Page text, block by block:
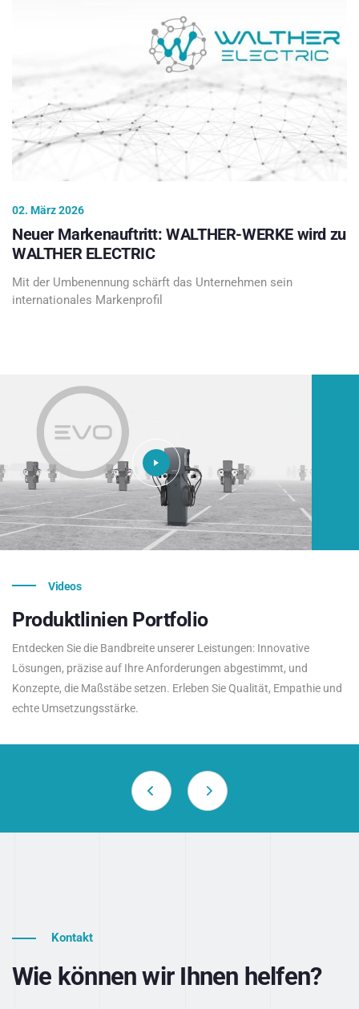
02. März 2026
Neuer Markenauftritt: WALTHER-WERKE wird zu
WALTHER ELECTRIC
Mit der Umbenennung schärft das Unternehmen sein
internationales Markenprofil
Videos
Produktlinien Portfolio
Entdecken Sie die Bandbreite unserer Leistungen: Innovative
Lösungen, präzise auf Ihre Anforderungen abgestimmt, und
Konzepte, die Maßstäbe setzen. Erleben Sie Qualität, Empathie und
echte Umsetzungsstärke.
Kontakt
Wie können wir Ihnen helfen?